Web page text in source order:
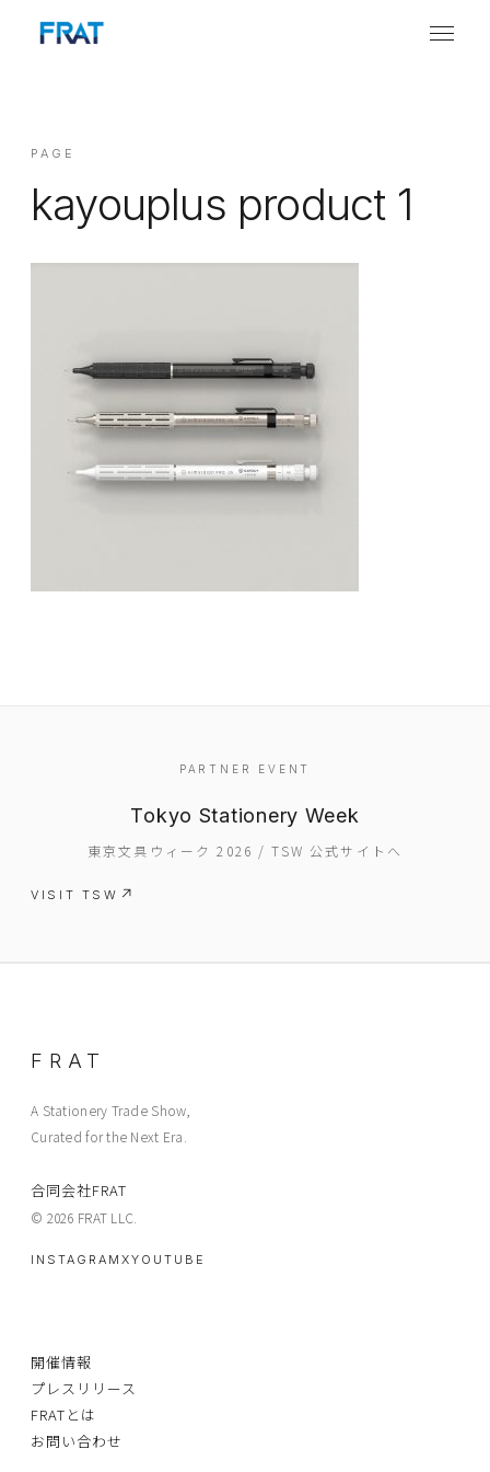
EVENT
PRESS
BOOSTER
PAGE
kayouplus product 1
PARTNER EVENT
Tokyo Stationery Week
東京文具ウィーク 2026 / TSW 公式サイトへ
VISIT TSW
FRAT
A Stationery Trade Show,
Curated for the Next Era.
合同会社FRAT
© 2026 FRAT LLC.
INSTAGRAM XYOUTUBE
開催情報
プレスリリース
FRATとは
お問い合わせ